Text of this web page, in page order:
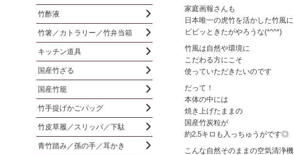
家庭画報さんも
日本唯一の虎竹を活かした竹風に
ビビッときたがやろうな(*^^*)
竹風は自然や環境に
こだわる方にこそ
使っていただきたいのです
だって！
本体の中には
焼き上げたままの
国産竹炭粒が
約2.5キロも入っちゅうがです◎
こんな自然そのままの空気清浄機
竹酢液
竹箸／カトラリー／竹弁当箱
キッチン道具
国産竹ざる
国産竹籠
竹手提げかごバッグ
竹皮草履／スリッパ／下駄
青竹踏み／孫の手／耳かき